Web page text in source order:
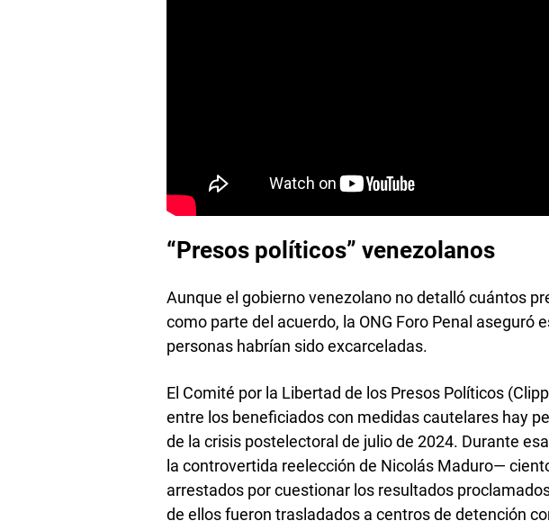
“Presos políticos” venezolanos
Aunque el gobierno venezolano no detalló cuántos
como parte del acuerdo, la ONG Foro Penal aseguró
personas habrían sido excarceladas.
El Comité por la Libertad de los Presos Políticos
entre los beneficiados con medidas cautelares hay
de la crisis postelectoral de julio de 2024. Durante
la controvertida reelección de Nicolás Maduro—
arrestados por cuestionar los resultados
de ellos fueron trasladados a centros de detención